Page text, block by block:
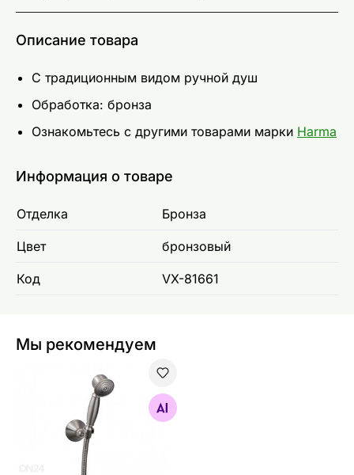
Описание товара
С традиционным видом ручной душ
Обработка: бронза
Ознакомьтесь с другими товарами марки Harma
Информация о товаре
Отделка Бронза
Цвет бронзовый
Код VX-81661
Мы рекомендуем
Ручной душ, шланг и настенный кронштейн Harma
Найдите похожие